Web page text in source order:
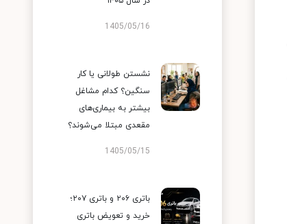
1405/05/16
نشستن طولانی یا کار
سنگین؟ کدام مشاغل
بیشتر به بیماری‌های
مقعدی مبتلا می‌شوند؟
1405/05/15
باتری ۲۰۶ و باتری ۲۰۷؛
خرید و تعویض باتری